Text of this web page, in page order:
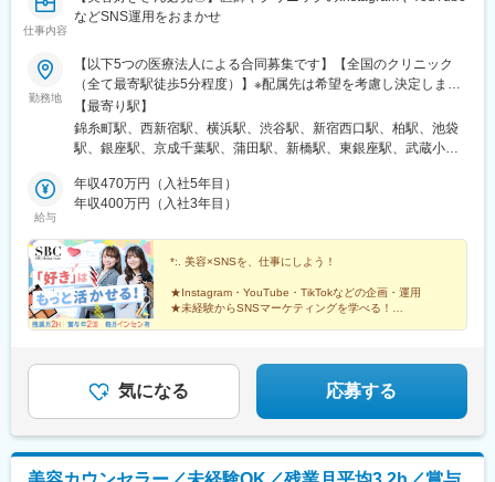
仕事内容
などSNS運用をおまかせ
勤務地
【以下5つの医療法人による合同募集です】【全国のクリニック
（全て最寄駅徒歩5分程度）】※配属先は希望を考慮し決定します
※転居を伴う転勤はありません／U・Iターン歓迎※希望する法人に
応募することが可能です＜医療法人 湘美会＞上野、新宿、横浜、
柏、池袋＜医療法人社団 孝和会＞表参道、上野、品川、渋谷、蒲
新宿、銀座、赤羽、二子玉川、新橋、横浜、宇都宮＜医療法人社
団 愛恵会＞秋葉原、錦糸町、恵比寿、豊洲、足立、川崎、豊橋＜
【最寄り駅】
錦糸町駅、西新宿駅、横浜駅、渋谷駅、新宿西口駅、柏駅、池袋
駅、銀座駅、京成千葉駅、蒲田駅、新橋駅、東銀座駅、武蔵小杉
ケ丘駅、銀座一丁目駅、青葉台駅、新浦安駅、青森駅、東宿郷
駅、表参道駅、上野広小路駅、品川駅、新宿三丁目駅、秋葉原
宿駅、東池袋駅、千葉駅、京急蒲田駅、新高島駅、内幸町駅、向
河原駅、立川駅、新豊洲駅、代官山駅、豊橋駅、有楽町駅、新宿
駅(東京メトロ)、宇都宮駅東口駅、明治神宮前駅、上野御徒町駅、
新宿駅、末広町駅(東京都)、赤羽岩淵駅、二子新地駅、反町駅、都
電雑司ケ谷駅、新千葉駅、高島町駅、汐留駅、立川北駅、駅前
給与
年収470万円（入社5年目）
年収400万円（入社3年目）
*:. 美容×SNSを、仕事にしよう！
★Instagram・YouTube・TikTokなどの企画・運用
★未経験からSNSマーケティングを学べる！
気になる 応募する